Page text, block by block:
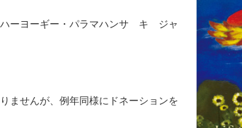
ーヨーギー・パラマハンサ キ ジャ
ませんが、例年同様にドネーションを